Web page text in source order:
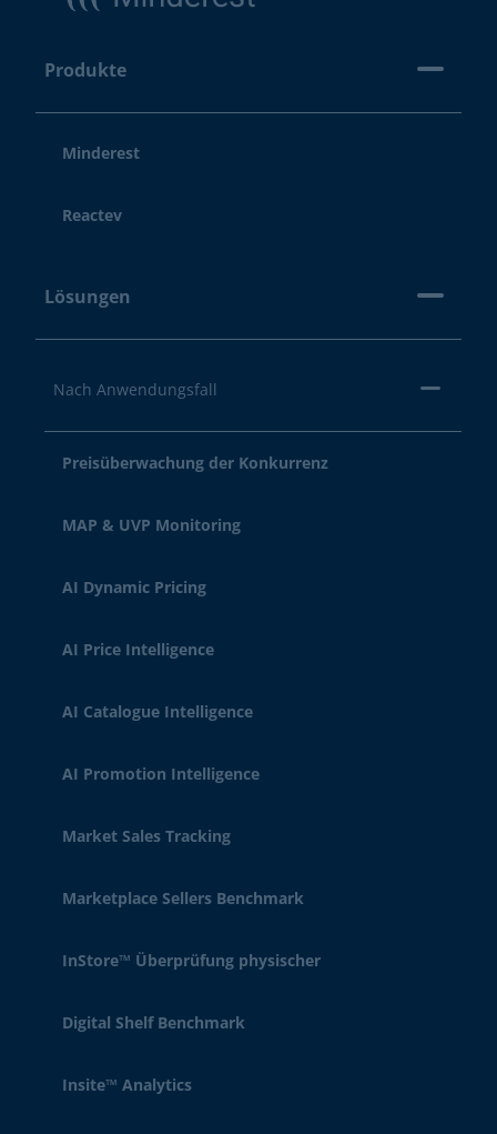
Produkte
Minderest
Reactev
Lösungen
Nach Anwendungsfall
Preisüberwachung der Konkurrenz
MAP & UVP Monitoring
AI Dynamic Pricing
AI Price Intelligence
AI Catalogue Intelligence
AI Promotion Intelligence
Market Sales Tracking
Marketplace Sellers Benchmark
InStore™ Überprüfung physischer
Digital Shelf Benchmark
Insite™ Analytics